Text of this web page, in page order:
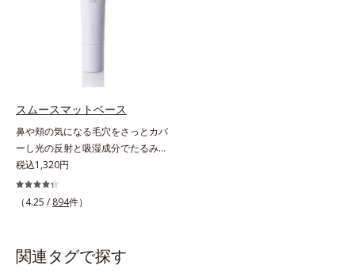
肌が自然とトーンアップ。しっとり
とした美しい仕上がりが続きます。
線ダメージからもしっかりガードし
ます。※敏感肌対象パッチテスト済
（すべての人に皮膚刺激がおきない
というわけではありません）*1 ニ
キビ・肌荒れを防ぐ*2 うるおいに
よる透明感のある肌
スムースマットベース
鼻や頬の気になる毛穴をさっとカバ
ーし光の反射と吸湿成分でたるみ毛
穴もふんわり一掃。肌になじむクリ
ーム状の部分用化粧下地。小鼻や頬
の気になる毛穴にさっと塗るだけ
に乱反射させ、毛穴をふんわりぼか
します。さらに乾燥を感じたら水分
税込1,320円
（4.25 / 894件）
関連タグで探す